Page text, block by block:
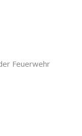
Feuerwehr